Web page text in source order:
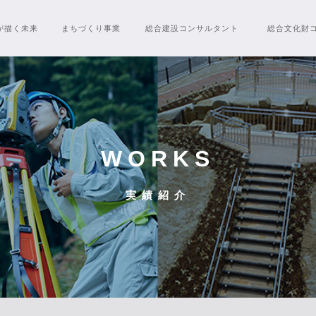
描く未来 まちづくり 事業 総合建設 コンサルタント 総合文化財
WORKS
実績紹介